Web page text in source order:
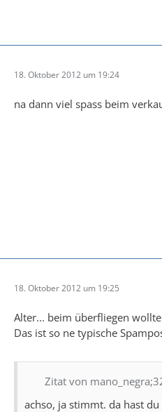
18. Oktober 2012 um 19:24
na dann viel spass beim
18. Oktober 2012 um 19:25
Alter... beim überfliegen
Das ist so ne typische
Zitat von
achso, ja stimmt. da hast